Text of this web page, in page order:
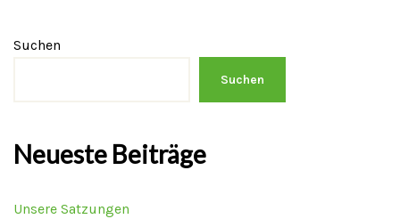
Suchen
Suchen
Neueste Beiträge
Unsere Satzungen